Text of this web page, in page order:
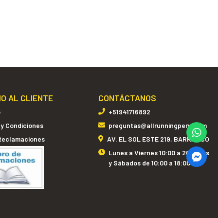
AL CLIENTE
Condiciones
CONTÁCTANOS
+51941716892
preguntas@allrunningperu.com
AV. EL SOL ESTE 219, BARRANCO
Lunes a Viernes 10:00 a 20:00hrs
y Sábados de 10:00 a 18:00hrs